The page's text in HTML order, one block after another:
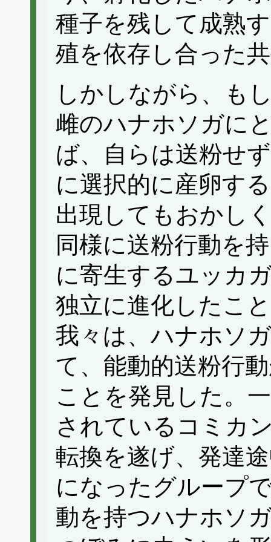
種子を残して成熟
殖を依存し合った
しかしながら、も
雌のハナホソガに
ば、自らは送粉せ
に選択的に産卵す
出現してもおかし
同様に送粉行動を
に寄生するユッカ
独立に進化したこ
我々は、ハナホソ
て、能動的送粉行
ことを発見した。
されているコミカ
転換を遂げ、発達
になったグループ
動を持つハナホソ